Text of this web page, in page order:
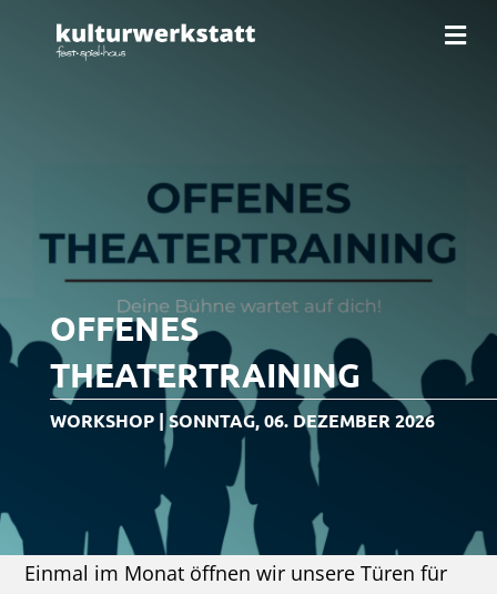
N
a
OFFENES
THEATERTRAINING
WORKSHOP | SONNTAG, 06. DEZEMBER 2026
Einmal im Monat öffnen wir unsere Türen für